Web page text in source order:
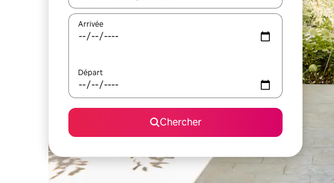
Arrivée
Départ
Chercher